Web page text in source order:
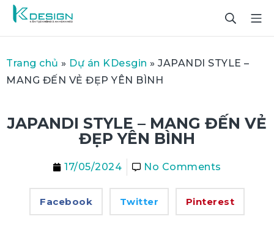
Trang chủ » Dự án KDesgin » JAPANDI STYLE –
MANG ĐẾN VẺ ĐẸP YÊN BÌNH
JAPANDI STYLE – MANG ĐẾN VẺ
ĐẸP YÊN BÌNH
17/05/2024 No Comments
Facebook Twitter Pinterest